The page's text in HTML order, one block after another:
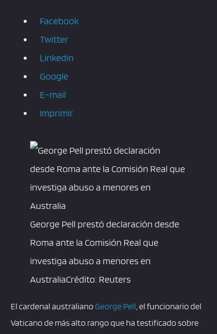
Facebook
Twitter
Linkedin
Google
E-mail
Imprimir
George Pell prestó declaración desde
Roma ante la Comisión Real que
investiga abuso a menores en
AustraliaCrédito: Reuters
El cardenal australiano George Pell , el funcionario del
Vaticano de más alto rango que ha testificado sobre